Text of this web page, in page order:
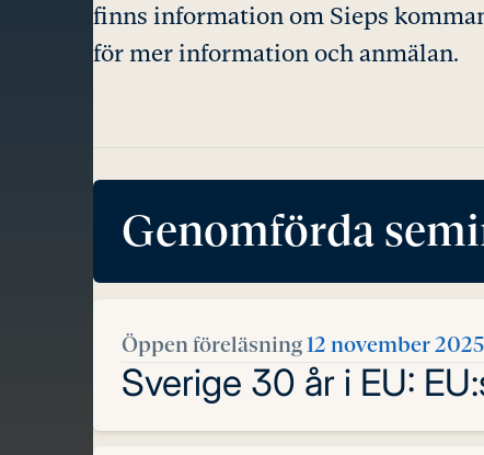
finns information om Sieps
för mer information och anmälan.
Genomförda
Öppen föreläsning12 november 2025
Sverige 30 år i EU: